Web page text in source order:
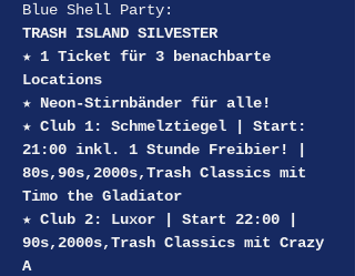
Blue Shell Party:
TRASH ISLAND SILVESTER
★ 1 Ticket für 3 benachbarte
Locations
★ Neon-Stirnbänder für alle!
★ Club 1: Schmelztiegel | Start:
21:00 inkl. 1 Stunde Freibier! |
80s,90s,2000s,Trash Classics mit
Timo the Gladiator
★ Club 2: Luxor | Start 22:00 |
90s,2000s,Trash Classics mit Crazy
A